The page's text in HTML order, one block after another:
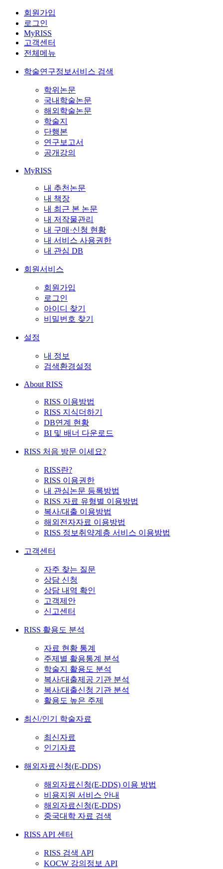
회원가입
로그인
MyRISS
고객센터
전체메뉴
학술연구정보서비스 검색
학위논문
국내학술논문
해외학술논문
학술지
단행본
연구보고서
공개강의
MyRISS
내 추천논문
내 책장
내 최근 본 논문
내 저작물관리
내 구매·신청 현황
내 서비스 사용권한
내 관심 DB
회원서비스
회원가입
로그인
아이디 찾기
비밀번호 찾기
설정
내 정보
검색환경설정
About RISS
RISS 이용방법
RISS 지식더하기
DB연계 현황
BI 및 배너 다운로드
RISS 처음 방문 이세요?
RISS란?
RISS 이용권한
내 관심논문 등록방법
RISS 자료 유형별 이용방법
복사/대출 이용방법
해외전자자료 이용방법
RISS 정보취약계층 서비스 이용방법
고객센터
자주 찾는 질문
상담 신청
상담 내역 확인
고객제안
신고센터
RISS 활용도 분석
자료 현황 통계
주제별 활용통계 분석
학술지 활용도 분석
복사/대출제공 기관 분석
복사/대출신청 기관 분석
활용도 높은 주제
최신/인기 학술자료
최신자료
인기자료
해외자료신청(E-DDS)
해외자료신청(E-DDS) 이용 방법
비용지원 서비스 안내
해외자료신청(E-DDS)
중국대학 자료 검색
RISS API 센터
RISS 검색 API
KOCW 강의정보 API